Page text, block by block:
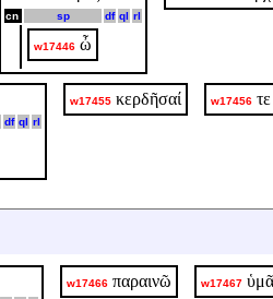
cn sp df ql rl
w17446 ὦ
df ql rl
w17455 κερδῆσαί w17456 τε
w17466 παραινῶ w17467